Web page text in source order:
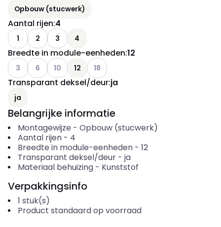
Opbouw (stucwerk)
Aantal rijen:4
1 2 3 4
Breedte in module-eenheden:12
Andere varianten (Huidige combinatie niet mogelijk)
3 Andere varianten (Huidige combinatie niet mogelijk)
6 Andere varianten (Huidige combinatie niet
10 12 Andere varianten (Huidige
18
Transparant deksel/deur:ja
ja
Belangrijke informatie
Montagewijze - Opbouw (stucwerk)
Aantal rijen- 4
Breedte in module-eenheden- 12
Transparant deksel/deur- ja
Materiaal behuizing- Kunststof
Verpakkingsinfo
1 stuk(s)
Product standaard op voorraad